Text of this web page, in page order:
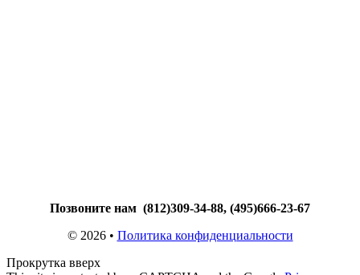
Позвоните нам (812)309-34-88, (495)666-23-67
© 2026 • Политика конфиденциальности
Прокрутка вверх